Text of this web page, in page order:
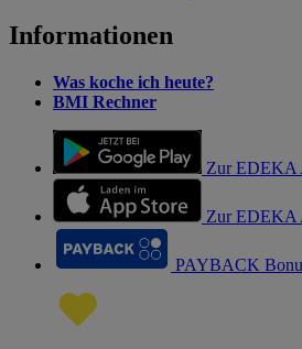
Informationen
Was koche ich heute?
BMI Rechner
Zur EDEKA
Zur EDEKA
PAYBACK